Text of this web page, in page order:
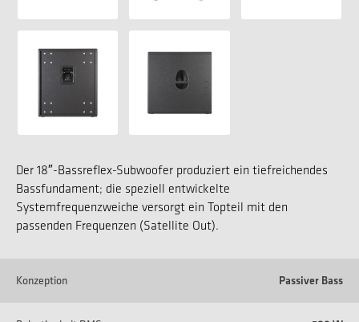
Der 18″-Bassreflex-Subwoofer produziert ein tiefreichendes
Bassfundament; die speziell entwickelte
Systemfrequenzweiche versorgt ein Topteil mit den
passenden Frequenzen (Satellite Out).
Konzeption Passiver Bass